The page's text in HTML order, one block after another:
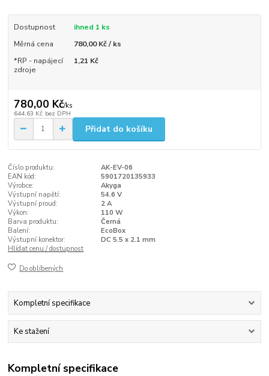
Dostupnost
ihned 1 ks
Měrná cena
780,00 Kč / ks
*RP - napájecí
zdroje
1,21 Kč
780,00 Kč/ks
644,63 Kč bez DPH
Přidat do košíku
Číslo produktu:
AK-EV-06
EAN kód:
5901720135933
Výrobce:
Akyga
Výstupní napětí:
54.6 V
Výstupní proud:
2 A
Výkon:
110 W
Barva produktu:
Černá
Balení:
EcoBox
Výstupní konektor:
DC 5.5 x 2.1 mm
Hlídat cenu / dostupnost
Do oblíbených
Kompletní specifikace
Ke stažení
Kompletní specifikace